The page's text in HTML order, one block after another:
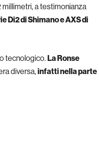
a testimonianza
Di2 di Shimano e AXS di
tecnologico.La Ronse
diversa,infatti nella parte